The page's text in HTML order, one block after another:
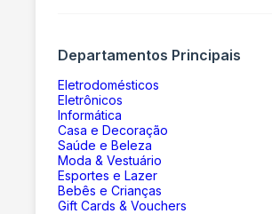
Departamentos Principais
Eletrodomésticos
Eletrônicos
Informática
Casa e Decoração
Saúde e Beleza
Moda & Vestuário
Esportes e Lazer
Bebês e Crianças
Gift Cards & Vouchers